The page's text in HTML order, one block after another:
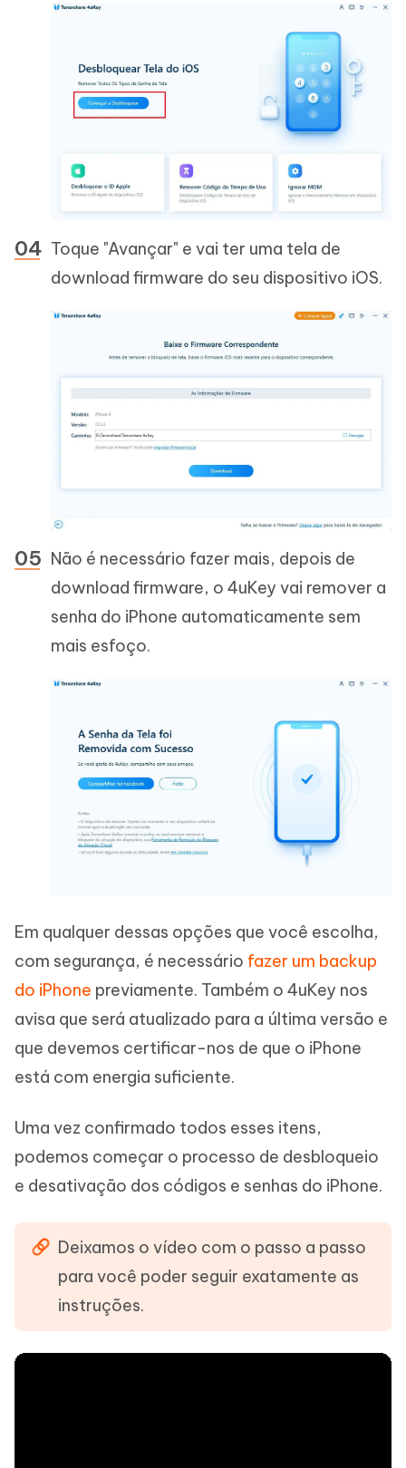
Toque "Avançar" e vai ter uma tela de
download firmware do seu dispositivo iOS.
Não é necessário fazer mais, depois de
download firmware, o 4uKey vai remover a
senha do iPhone automaticamente sem
mais esfoço.
Em qualquer dessas opções que você escolha,
com segurança, é necessário fazer um backup
do iPhone previamente. Também o 4uKey nos
avisa que será atualizado para a última versão e
que devemos certificar-nos de que o iPhone
está com energia suficiente.
Uma vez confirmado todos esses itens,
podemos começar o processo de desbloqueio
e desativação dos códigos e senhas do iPhone.
Deixamos o vídeo com o passo a passo
para você poder seguir exatamente as
instruções.